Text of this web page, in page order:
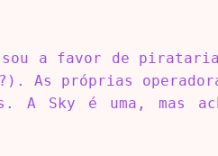
a favor de
As próprias
A Sky é uma, mas